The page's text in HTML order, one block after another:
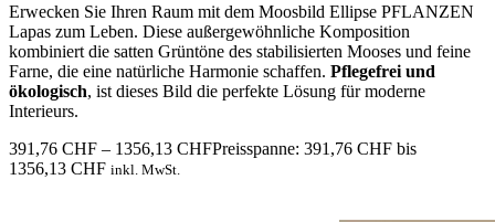
Erwecken Sie Ihren Raum mit dem Moosbild Ellipse PFLANZEN
Lapas zum Leben. Diese außergewöhnliche Komposition
kombiniert die satten Grüntöne des stabilisierten Mooses und feine
Farne, die eine natürliche Harmonie schaffen. Pflegefrei und
ökologisch, ist dieses Bild die perfekte Lösung für moderne
Interieurs.
391,76 CHF – 1356,13 CHFPreisspanne: 391,76 CHF bis
1356,13 CHF inkl. MwSt.